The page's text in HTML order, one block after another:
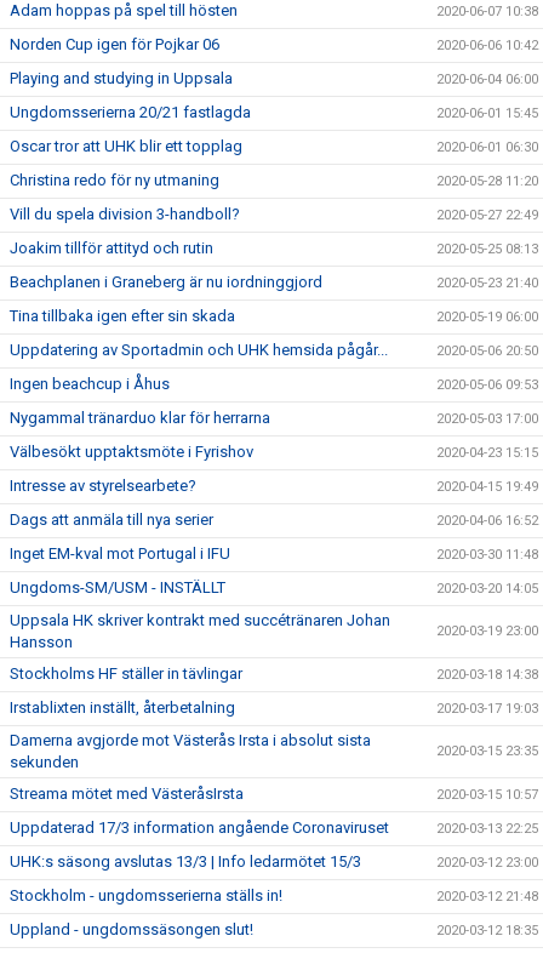
Adam hoppas på spel till hösten 2020-06-07 10:38
Norden Cup igen för Pojkar 06 2020-06-06 10:42
Playing and studying in Uppsala 2020-06-04 06:00
Ungdomsserierna 20/21 fastlagda 2020-06-01 15:45
Oscar tror att UHK blir ett topplag 2020-06-01 06:30
Christina redo för ny utmaning 2020-05-28 11:20
Vill du spela division 3-handboll? 2020-05-27 22:49
Joakim tillför attityd och rutin 2020-05-25 08:13
Beachplanen i Graneberg är nu iordninggjord 2020-05-23 21:40
Tina tillbaka igen efter sin skada 2020-05-19 06:00
Uppdatering av Sportadmin och UHK hemsida pågår... 2020-05-06 20:50
Ingen beachcup i Åhus 2020-05-06 09:53
Nygammal tränarduo klar för herrarna 2020-05-03 17:00
Välbesökt upptaktsmöte i Fyrishov 2020-04-23 15:15
Intresse av styrelsearbete? 2020-04-15 19:49
Dags att anmäla till nya serier 2020-04-06 16:52
Inget EM-kval mot Portugal i IFU 2020-03-30 11:48
Ungdoms-SM/USM - INSTÄLLT 2020-03-20 14:05
Uppsala HK skriver kontrakt med succétränaren Johan
Hansson
2020-03-19 23:00
Stockholms HF ställer in tävlingar 2020-03-18 14:38
Irstablixten inställt, återbetalning 2020-03-17 19:03
Damerna avgjorde mot Västerås Irsta i absolut sista
sekunden
2020-03-15 23:35
Streama mötet med VästeråsIrsta 2020-03-15 10:57
Uppdaterad 17/3 information angående Coronaviruset 2020-03-13 22:25
UHK:s säsong avslutas 13/3 | Info ledarmötet 15/3 2020-03-12 23:00
Stockholm - ungdomsserierna ställs in! 2020-03-12 21:48
Uppland - ungdomssäsongen slut! 2020-03-12 18:35